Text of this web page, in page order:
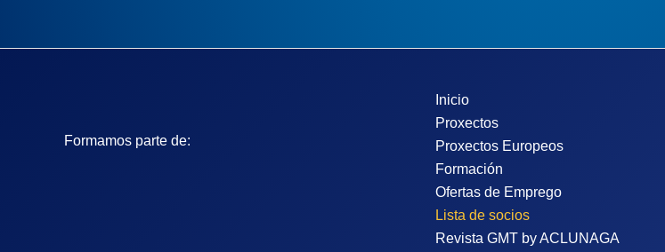
Formamos parte de:
Inicio
Proxectos
Proxectos Europeos
Formación
Ofertas de Emprego
Lista de socios
Revista GMT by ACLUNAGA